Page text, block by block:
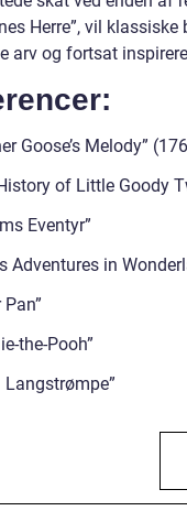
Herre”, vil
arv og fortsat
Goose’s Melody”
of Little Goody
Eventyr”
Adventures in
the-Pooh”
Langstrømpe”